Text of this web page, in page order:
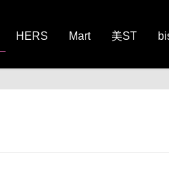
HERS Mart 美ST